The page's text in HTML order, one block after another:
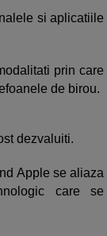
si aplicatiile
prin care
de birou.
dezvaluiti.
Apple se aliaza
care se